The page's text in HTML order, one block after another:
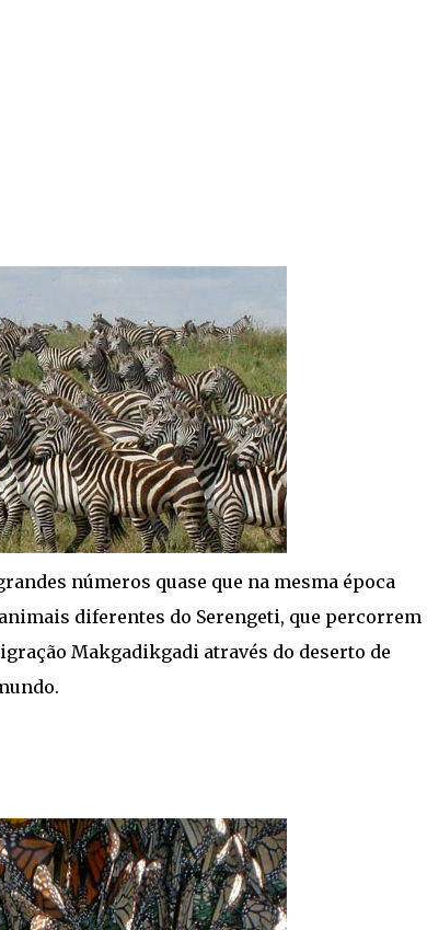
números quase que na mesma época
diferentes do Serengeti, que percorrem
Makgadikgadi através do deserto de